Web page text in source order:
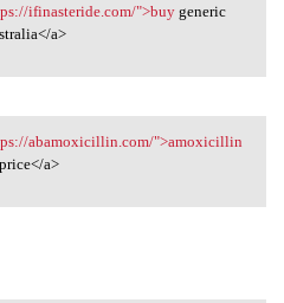
ifinasteride
ifinasteride.com/">buygeneric
a>
abamoxicillin.com/">amoxicillin
a>